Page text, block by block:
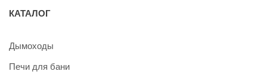
КАТАЛОГ
Дымоходы
Печи для бани